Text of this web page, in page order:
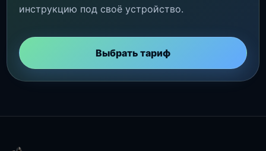
инструкцию под своё устройство.
Выбрать тариф